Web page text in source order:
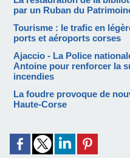
par un Ruban du
Tourisme : le trafic en
ports et aéroports corses
Ajaccio - La Police
Antoine pour renforcer la
incendies
La foudre provoque de
Haute-Corse